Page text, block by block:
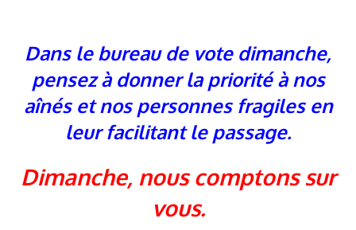
Dans le bureau de vote dimanche,
pensez à donner la priorité à nos
aînés et nos personnes fragiles en
leur facilitant le passage.
Dimanche, nous comptons sur
vous.